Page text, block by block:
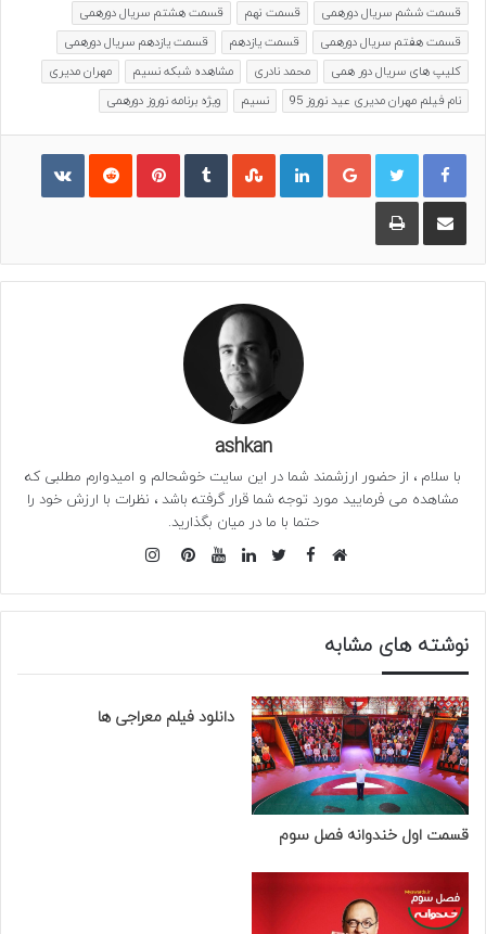
قسمت ششم سریال دورهمی
قسمت نهم
قسمت هشتم سریال دورهمی
قسمت هفتم سریال دورهمی
قسمت یازدهم
قسمت یازدهم سریال دورهمی
کلیپ های سریال دور همی
محمد نادری مشاهده شبکه نسیم
مهران مدیری
نام فیلم مهران مدیری عید نوروز 95
نسیم ویژه برنامه نوروز دورهمی
گوگل پلاس لینکدین‫StumbleUpon
‫تامبلر ‫پین‌ترست‫رددیت
اشتراک گذاری از طریق ایمیل چاپ
ashkan
با سلام ، از حضور ارزشمند شما در این سایت خوشحالم و امیدوارم مطلبی که
مشاهده می فرمایید مورد توجه شما قرار گرفته باشد ، نظرات با ارزش خود را
حتما با ما در میان بگذارید.
فیس
نوشته های مشابه
قسمت اول خندوانه فصل سوم
دانلود فیلم معراجی ها